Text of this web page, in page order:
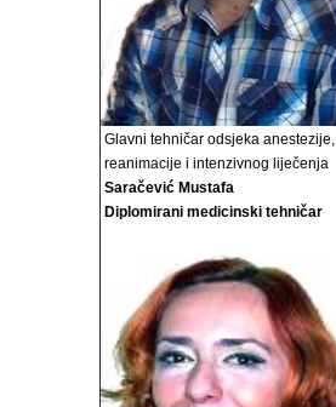
Glavni tehničar odsjeka anestezije,
reanimacije i intenzivnog liječenja
Saračević Mustafa
Diplomirani medicinski tehničar